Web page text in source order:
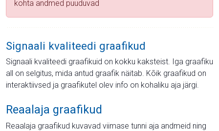
kohta andmed puuduvad
Signaali kvaliteedi graafikud
Signaali kvaliteedi graafikuid on kokku kaksteist. Iga graafiku
all on selgitus, mida antud graafik näitab. Kõik graafikud on
interaktiivsed ja graafikutel olev info on kohaliku aja järgi.
Reaalaja graafikud
Reaalaja graafikud kuvavad viimase tunni aja andmeid ning